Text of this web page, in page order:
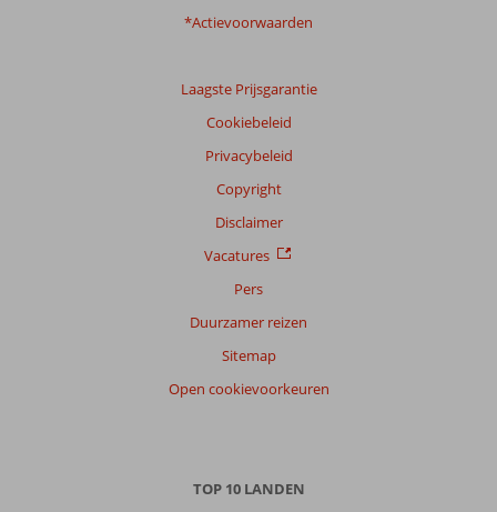
*Actievoorwaarden
Laagste Prijsgarantie
Cookiebeleid
Privacybeleid
Copyright
Disclaimer
Vacatures
Pers
Duurzamer reizen
Sitemap
Open cookievoorkeuren
TOP 10 LANDEN